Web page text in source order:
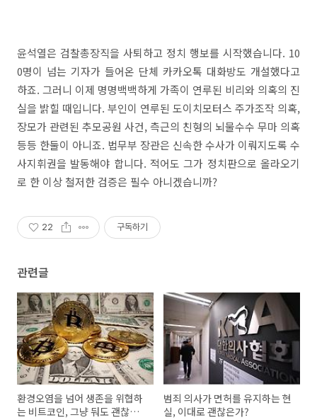
윤석열은 검찰총장직을 사퇴하고 정치 행보를 시작했습니다. 10
0명이 넘는 기자가 들어온 단체 카카오톡 대화방도 개설했다고
하죠. 그러니 이제 명명백백하게 가족이 연루된 비리와 의혹의 진
실을 밝힐 때입니다. 부인이 연루된 도이치모터스 주가조작 의혹,
장모가 관련된 추모공원 사건, 측근의 친형의 뇌물수수 무마 의혹
등등 한둘이 아니죠. 법무부 장관은 신속한 수사가 이뤄지도록 수
사지휘권을 발동해야 합니다. 적어도 그가 정치판으로 올라오기
로 한 이상 철저한 검증은 필수 아니겠습니까?
22 구독하기
관련글
환경오염을 넘어 생존을 위협하
는 비트코인, 그냥 둬도 괜찮은
범죄 의사가 면허를 유지하는 현
실, 이대로 괜찮은가?